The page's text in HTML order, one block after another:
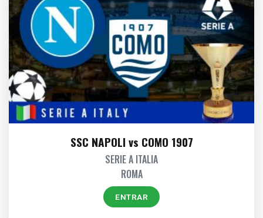
SSC NAPOLI vs COMO 1907
SERIE A ITALIA
ROMA
ENTRAR